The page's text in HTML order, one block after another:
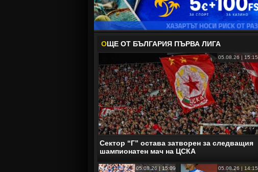
ОЩЕ ОТ БЪЛГАРИЯ ПЪРВА ЛИГА
05.08.26 | 15:15
Сектор “Г” остава затворен за следващия
шампионатен мач на ЦСКА
05.08.26 | 15:09 05.08.26 | 14:15